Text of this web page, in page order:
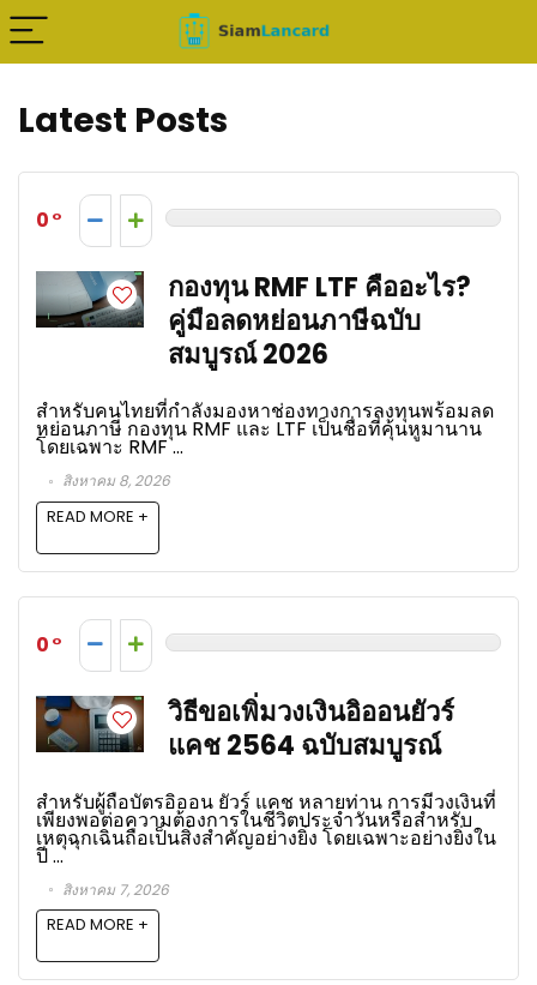
Latest Posts
0
กองทุน RMF LTF คืออะไร?
คู่มือลดหย่อนภาษีฉบับ
สมบูรณ์ 2026
สำหรับคนไทยที่กำลังมองหาช่องทางการลงทุนพร้อมลด
หย่อนภาษี กองทุน RMF และ LTF เป็นชื่อที่คุ้นหูมานาน
โดยเฉพาะ RMF ...
สิงหาคม 8, 2026
READ MORE +
0
วิธีขอเพิ่มวงเงินอิออนยัวร์
แคช 2564 ฉบับสมบูรณ์
สำหรับผู้ถือบัตรอิออน ยัวร์ แคช หลายท่าน การมีวงเงินที่
เพียงพอต่อความต้องการในชีวิตประจำวันหรือสำหรับ
เหตุฉุกเฉินถือเป็นสิ่งสำคัญอย่างยิ่ง โดยเฉพาะอย่างยิ่งใน
ปี ...
สิงหาคม 7, 2026
READ MORE +